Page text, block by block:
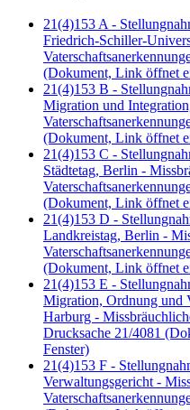
21(4)153 A -
Friedrich-Schiller-
(Dokument, Link öffnet
21(4)153 B -
Migration und
(Dokument, Link öffnet
21(4)153 C -
Städtetag, Berlin -
(Dokument, Link öffnet
21(4)153 D -
Landkreistag, Berlin -
(Dokument, Link öffnet
21(4)153 E -
Migration, Ordnung und
Harburg -
Drucksache 21/4081
Fenster)
21(4)153 F -
Verwaltungsgericht -